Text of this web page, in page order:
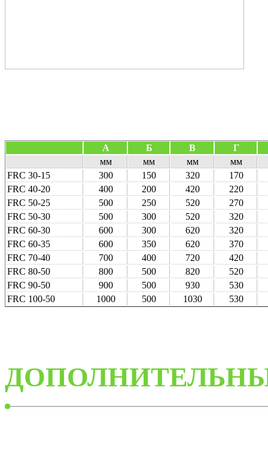
А Б В
Г
мм
мм мм
мм
FRC 30-15
300 150 320
170
FRC 40-20
400 200 420
220
FRC 50-25
500 250 520
270
FRC 50-30
500 300 520
320
FRC 60-30
600 300 620
320
FRC 60-35
600 350 620
370
FRC 70-40
700 400 720
420
FRC 80-50
800 500 820
520
FRC 90-50
900 500 930
530
FRC 100-50
1000 500 1030 530